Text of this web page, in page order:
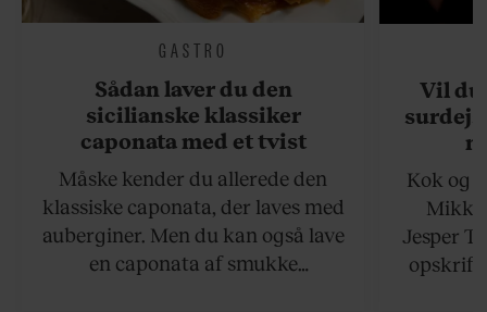
GASTRO
Sådan laver du den
sicilianske klassiker
caponata med et tvist
Måske kender du allerede den
klassiske caponata, der laves med
auberginer. Men du kan også lave
en caponata af smukke
Vil du
Kok og
Jesper
opskrift